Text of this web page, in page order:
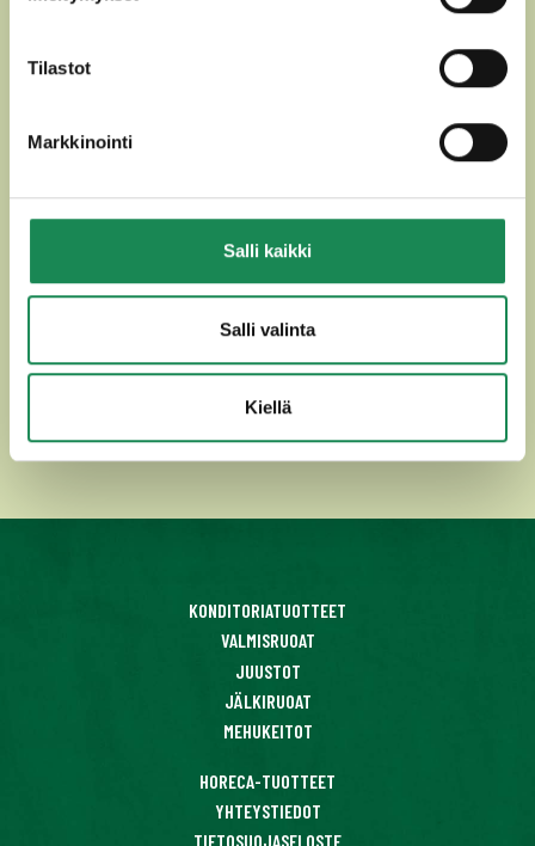
Tilastot
Markkinointi
Salli kaikki
Salli valinta
Kiellä
KONDITORIATUOTTEET
VALMISRUOAT
JUUSTOT
JÄLKIRUOAT
MEHUKEITOT
HORECA-TUOTTEET
YHTEYSTIEDOT
TIETOSUOJASELOSTE